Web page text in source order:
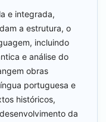
e integrada,
a estrutura, o
incluindo
e análise do
obras
portuguesa e
históricos,
da